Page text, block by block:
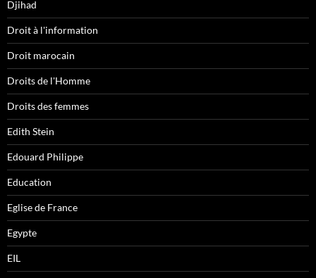
Djihad
Droit à l'information
Droit marocain
Droits de l'Homme
Droits des femmes
Edith Stein
Edouard Philippe
Education
Eglise de France
Egypte
EIL